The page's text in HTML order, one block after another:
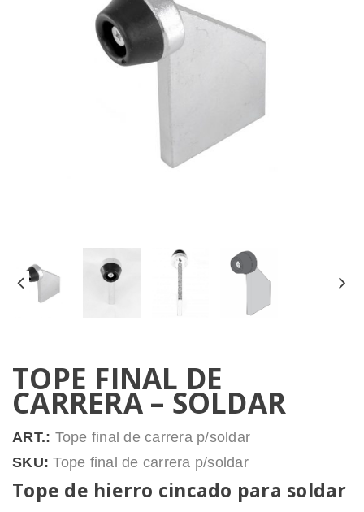
TOPE FINAL DE
CARRERA – SOLDAR
ART.: Tope final de carrera p/soldar
SKU:Tope final de carrera p/soldar
Tope de hierro cincado para soldar